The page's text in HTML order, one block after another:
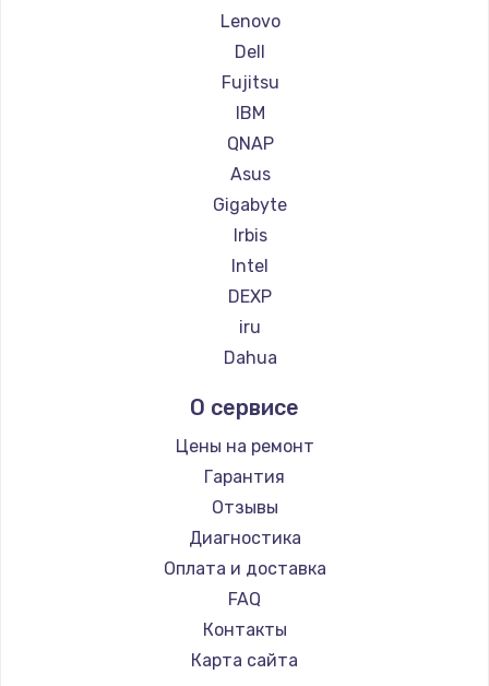
Lenovo
Dell
Fujitsu
IBM
QNAP
Asus
Gigabyte
Irbis
Intel
DEXP
iru
Dahua
О сервисе
Цены на ремонт
Гарантия
Отзывы
Диагностика
Оплата и доставка
FAQ
Контакты
Карта сайта